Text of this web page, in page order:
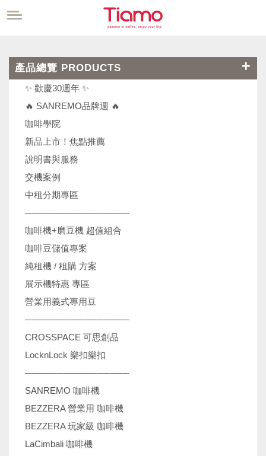
產品總覽 PRODUCTS
✨ 歡慶30週年 ✨
🔥 SANREMO品牌週 🔥
咖啡學院
新品上市！焦點推薦
說明書與服務
交機案例
中租分期專區
────────────────
咖啡機+磨豆機 超值組合
咖啡豆儲值專案
純租機 / 租購 方案
展示機特惠 專區
營業用義式專用豆
────────────────
CROSSPACE 可思創品
LocknLock 樂扣樂扣
────────────────
SANREMO 咖啡機
BEZZERA 營業用 咖啡機
BEZZERA 玩家級 咖啡機
LaCimbali 咖啡機